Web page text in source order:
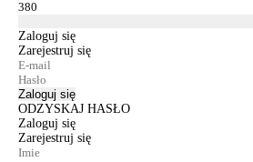
Zaloguj się
Zarejestruj się
Zaloguj się
ODZYSKAJ HASŁO
Zaloguj się
Zarejestruj się